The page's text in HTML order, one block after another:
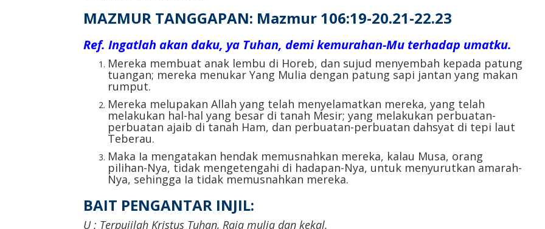
MAZMUR TANGGAPAN: Mazmur 106:19-20.21-22.23
Ref. Ingatlah akan daku, ya Tuhan, demi kemurahan-Mu terhadap umatku.
Mereka membuat anak lembu di Horeb, dan sujud menyembah kepada patung
tuangan; mereka menukar Yang Mulia dengan patung sapi jantan yang makan
rumput.
Mereka melupakan Allah yang telah menyelamatkan mereka, yang telah
melakukan hal-hal yang besar di tanah Mesir; yang melakukan perbuatan-
perbuatan ajaib di tanah Ham, dan perbuatan-perbuatan dahsyat di tepi laut
Teberau.
Maka Ia mengatakan hendak memusnahkan mereka, kalau Musa, orang
pilihan-Nya, tidak mengetengahi di hadapan-Nya, untuk menyurutkan amarah-
Nya, sehingga Ia tidak memusnahkan mereka.
BAIT PENGANTAR INJIL:
U : Terpujilah Kristus Tuhan, Raja mulia dan kekal.